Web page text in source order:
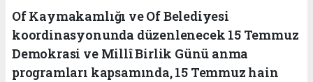
Of Kaymakamlığı ve Of Belediyesi
koordinasyonunda düzenlenecek 15 Temmuz
Demokrasi ve Millî Birlik Günü anma
programları kapsamında, 15 Temmuz hain